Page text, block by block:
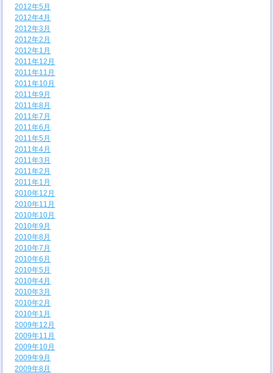
2012年5月
2012年4月
2012年3月
2012年2月
2012年1月
2011年12月
2011年11月
2011年10月
2011年9月
2011年8月
2011年7月
2011年6月
2011年5月
2011年4月
2011年3月
2011年2月
2011年1月
2010年12月
2010年11月
2010年10月
2010年9月
2010年8月
2010年7月
2010年6月
2010年5月
2010年4月
2010年3月
2010年2月
2010年1月
2009年12月
2009年11月
2009年10月
2009年9月
2009年8月